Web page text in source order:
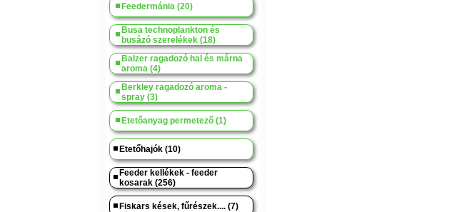
Feedermánia (20)
Busa technoplankton és
busázó szerelékek (18)
Balzer ragadozó hal és márna
aroma (4)
Berkley ragadozó aroma -
spray (3)
Etetőanyag permetező (1)
Etetőhajók (10)
Feeder kellékek - feeder
kosarak (256)
Fiskars kések, fűrészek.... (7)